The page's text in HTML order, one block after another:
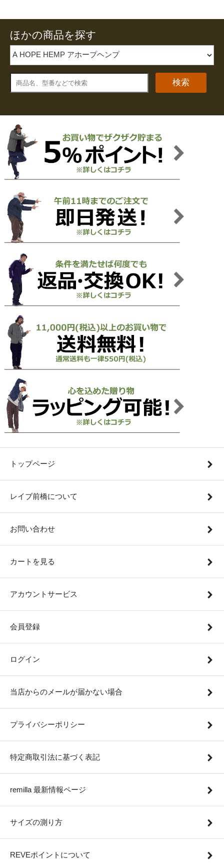
ほかの商品を探す
検索
トップページ
レイブ前橋について
お問い合わせ
カートを見る
アカウントサービス
会員登録
ログイン
当店からのメールが届かない場合
プライバシーポリシー
特定商取引法に基づく表記
remilla 最新情報ページ
サイズの測り方
REVEポイントについて